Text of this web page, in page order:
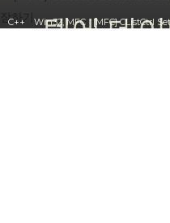
템에 데
Home
C++ Win32, MFC
[MFC] CListCtrl